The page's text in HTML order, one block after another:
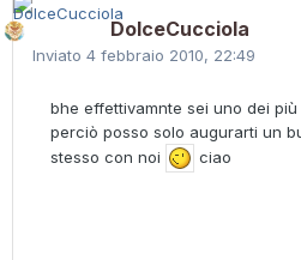
DolceCucciola
Inviato 4 febbraio 2010, 22:49
bhe effettivamnte sei uno dei
perciò posso solo augurarti un
stesso con noi
ciao